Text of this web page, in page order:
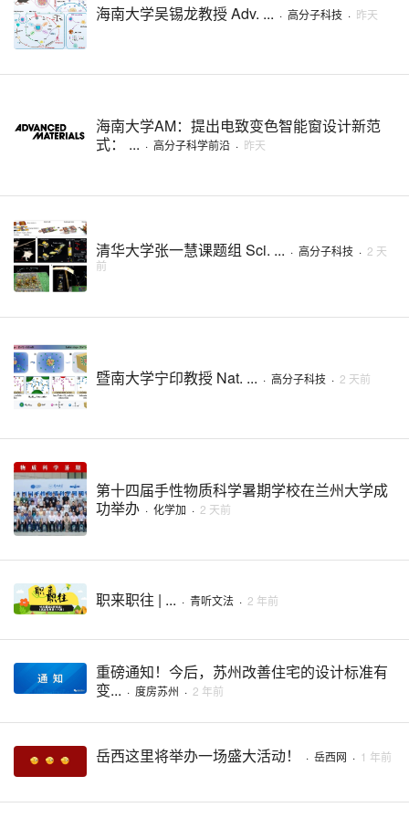
海南大学吴锡龙教授 Adv. ... · 高分子科技 · 昨天
海南大学AM：提出电致变色智能窗设计新范
式： ... · 高分子科学前沿 · 昨天
清华大学张一慧课题组 Sci. ... · 高分子科技 · 2 天
前
暨南大学宁印教授 Nat. ... · 高分子科技 · 2 天前
第十四届手性物质科学暑期学校在兰州大学成
功举办 · 化学加 · 2 天前
职来职往 | ... · 青听文法 · 2 年前
重磅通知！今后，苏州改善住宅的设计标准有
变... · 度房苏州 · 2 年前
岳西这里将举办一场盛大活动！ · 岳西网 · 1 年前